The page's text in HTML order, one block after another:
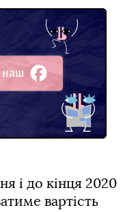
наш
і до кінця 2020
вартість